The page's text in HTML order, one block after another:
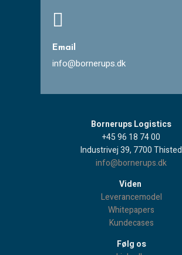

Email
info@bornerups.dk
Bornerups Logistics
+45 96 18 74 00
Industrivej 39, 7700 Thisted
info@bornerups.dk
Viden
Leverancemodel
Whitepapers
Kundecases
Følg os